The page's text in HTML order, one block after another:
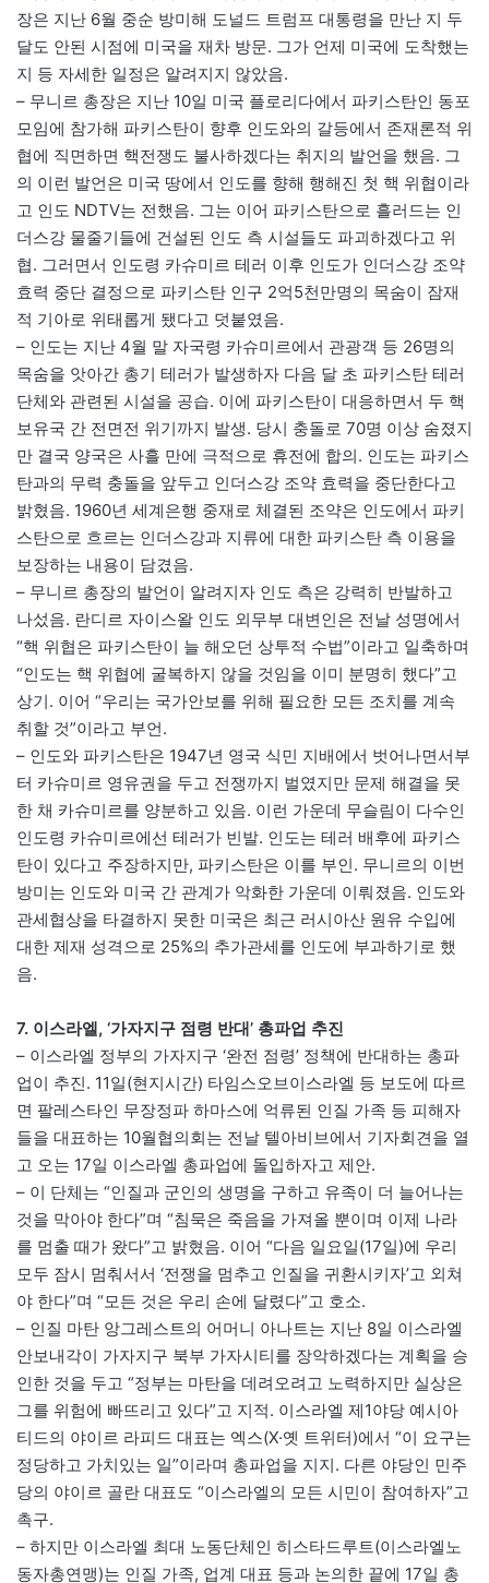
장은 지난 6월 중순 방미해 도널드 트럼프 대통령을 만난 지 두
달도 안된 시점에 미국을 재차 방문. 그가 언제 미국에 도착했는
지 등 자세한 일정은 알려지지 않았음.
– 무니르 총장은 지난 10일 미국 플로리다에서 파키스탄인 동포
모임에 참가해 파키스탄이 향후 인도와의 갈등에서 존재론적 위
협에 직면하면 핵전쟁도 불사하겠다는 취지의 발언을 했음. 그
의 이런 발언은 미국 땅에서 인도를 향해 행해진 첫 핵 위협이라
고 인도 NDTV는 전했음. 그는 이어 파키스탄으로 흘러드는 인
더스강 물줄기들에 건설된 인도 측 시설들도 파괴하겠다고 위
협. 그러면서 인도령 카슈미르 테러 이후 인도가 인더스강 조약
효력 중단 결정으로 파키스탄 인구 2억5천만명의 목숨이 잠재
적 기아로 위태롭게 됐다고 덧붙였음.
– 인도는 지난 4월 말 자국령 카슈미르에서 관광객 등 26명의
목숨을 앗아간 총기 테러가 발생하자 다음 달 초 파키스탄 테러
단체와 관련된 시설을 공습. 이에 파키스탄이 대응하면서 두 핵
보유국 간 전면전 위기까지 발생. 당시 충돌로 70명 이상 숨졌지
만 결국 양국은 사흘 만에 극적으로 휴전에 합의. 인도는 파키스
탄과의 무력 충돌을 앞두고 인더스강 조약 효력을 중단한다고
밝혔음. 1960년 세계은행 중재로 체결된 조약은 인도에서 파키
스탄으로 흐르는 인더스강과 지류에 대한 파키스탄 측 이용을
보장하는 내용이 담겼음.
– 무니르 총장의 발언이 알려지자 인도 측은 강력히 반발하고
나섰음. 란디르 자이스왈 인도 외무부 대변인은 전날 성명에서
“핵 위협은 파키스탄이 늘 해오던 상투적 수법”이라고 일축하며
“인도는 핵 위협에 굴복하지 않을 것임을 이미 분명히 했다”고
상기. 이어 “우리는 국가안보를 위해 필요한 모든 조치를 계속
취할 것”이라고 부언.
– 인도와 파키스탄은 1947년 영국 식민 지배에서 벗어나면서부
터 카슈미르 영유권을 두고 전쟁까지 벌였지만 문제 해결을 못
한 채 카슈미르를 양분하고 있음. 이런 가운데 무슬림이 다수인
인도령 카슈미르에선 테러가 빈발. 인도는 테러 배후에 파키스
탄이 있다고 주장하지만, 파키스탄은 이를 부인. 무니르의 이번
방미는 인도와 미국 간 관계가 악화한 가운데 이뤄졌음. 인도와
관세협상을 타결하지 못한 미국은 최근 러시아산 원유 수입에
대한 제재 성격으로 25%의 추가관세를 인도에 부과하기로 했
음.
7. 이스라엘, ‘가자지구 점령 반대’ 총파업 추진
– 이스라엘 정부의 가자지구 ‘완전 점령’ 정책에 반대하는 총파
업이 추진. 11일(현지시간) 타임스오브이스라엘 등 보도에 따르
면 팔레스타인 무장정파 하마스에 억류된 인질 가족 등 피해자
들을 대표하는 10월협의회는 전날 텔아비브에서 기자회견을 열
고 오는 17일 이스라엘 총파업에 돌입하자고 제안.
– 이 단체는 “인질과 군인의 생명을 구하고 유족이 더 늘어나는
것을 막아야 한다”며 “침묵은 죽음을 가져올 뿐이며 이제 나라
를 멈출 때가 왔다”고 밝혔음. 이어 “다음 일요일(17일)에 우리
모두 잠시 멈춰서서 ‘전쟁을 멈추고 인질을 귀환시키자’고 외쳐
야 한다”며 “모든 것은 우리 손에 달렸다”고 호소.
– 인질 마탄 앙그레스트의 어머니 아나트는 지난 8일 이스라엘
안보내각이 가자지구 북부 가자시티를 장악하겠다는 계획을 승
인한 것을 두고 “정부는 마탄을 데려오려고 노력하지만 실상은
그를 위험에 빠뜨리고 있다”고 지적. 이스라엘 제1야당 예시아
티드의 야이르 라피드 대표는 엑스(X·옛 트위터)에서 “이 요구는
정당하고 가치있는 일”이라며 총파업을 지지. 다른 야당인 민주
당의 야이르 골란 대표도 “이스라엘의 모든 시민이 참여하자”고
촉구.
– 하지만 이스라엘 최대 노동단체인 히스타드루트(이스라엘노
동자총연맹)는 인질 가족, 업계 대표 등과 논의한 끝에 17일 총